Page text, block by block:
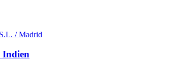
/ Madrid
Indien